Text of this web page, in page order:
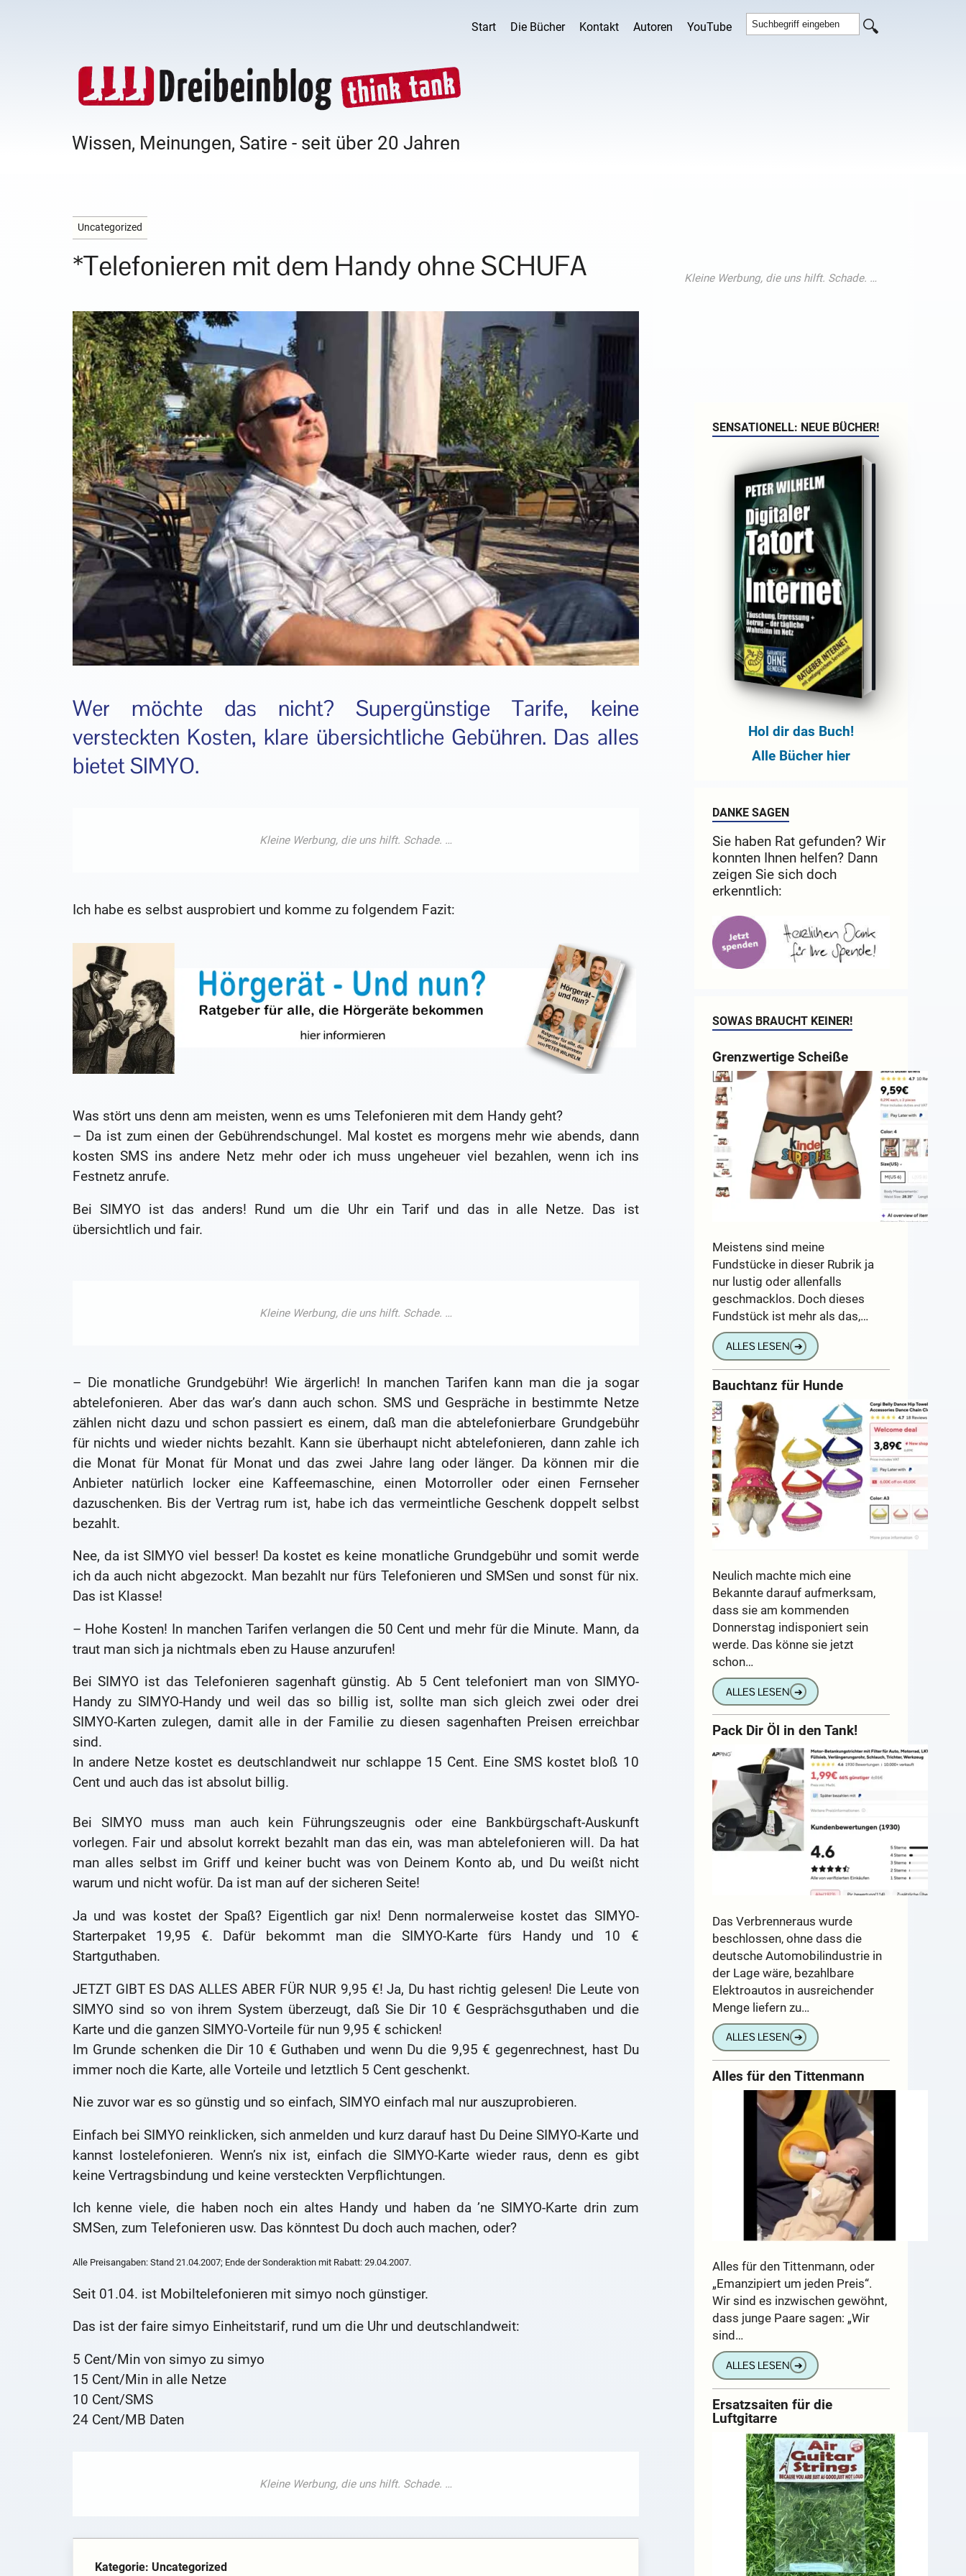
Start Die Bücher Kontakt Autoren YouTube
Wissen, Meinungen, Satire - seit über 20 Jahren
Uncategorized
*Telefonieren mit dem Handy ohne SCHUFA
Wer möchte das nicht? Supergünstige Tarife, keine
versteckten Kosten, klare übersichtliche Gebühren. Das alles
bietet SIMYO.
Ich habe es selbst ausprobiert und komme zu folgendem Fazit:
Was stört uns denn am meisten, wenn es ums Telefonieren mit dem Handy geht?
– Da ist zum einen der Gebührendschungel. Mal kostet es morgens mehr wie abends, dann
kosten SMS ins andere Netz mehr oder ich muss ungeheuer viel bezahlen, wenn ich ins
Festnetz anrufe.
Bei SIMYO ist das anders! Rund um die Uhr ein Tarif und das in alle Netze. Das ist
übersichtlich und fair.
– Die monatliche Grundgebühr! Wie ärgerlich! In manchen Tarifen kann man die ja sogar
abtelefonieren. Aber das war’s dann auch schon. SMS und Gespräche in bestimmte Netze
zählen nicht dazu und schon passiert es einem, daß man die abtelefonierbare Grundgebühr
für nichts und wieder nichts bezahlt. Kann sie überhaupt nicht abtelefonieren, dann zahle ich
die Monat für Monat für Monat und das zwei Jahre lang oder länger. Da können mir die
Anbieter natürlich locker eine Kaffeemaschine, einen Motorroller oder einen Fernseher
dazuschenken. Bis der Vertrag rum ist, habe ich das vermeintliche Geschenk doppelt selbst
bezahlt.
Nee, da ist SIMYO viel besser! Da kostet es keine monatliche Grundgebühr und somit werde
ich da auch nicht abgezockt. Man bezahlt nur fürs Telefonieren und SMSen und sonst für nix.
Das ist Klasse!
– Hohe Kosten! In manchen Tarifen verlangen die 50 Cent und mehr für die Minute. Mann, da
traut man sich ja nichtmals eben zu Hause anzurufen!
Bei SIMYO ist das Telefonieren sagenhaft günstig. Ab 5 Cent telefoniert man von SIMYO-
Handy zu SIMYO-Handy und weil das so billig ist, sollte man sich gleich zwei oder drei
SIMYO-Karten zulegen, damit alle in der Familie zu diesen sagenhaften Preisen erreichbar
sind.
In andere Netze kostet es deutschlandweit nur schlappe 15 Cent. Eine SMS kostet bloß 10
Cent und auch das ist absolut billig.
Bei SIMYO muss man auch kein Führungszeugnis oder eine Bankbürgschaft-Auskunft
vorlegen. Fair und absolut korrekt bezahlt man das ein, was man abtelefonieren will. Da hat
man alles selbst im Griff und keiner bucht was von Deinem Konto ab, und Du weißt nicht
warum und nicht wofür. Da ist man auf der sicheren Seite!
Ja und was kostet der Spaß? Eigentlich gar nix! Denn normalerweise kostet das SIMYO-
Starterpaket 19,95 €. Dafür bekommt man die SIMYO-Karte fürs Handy und 10 €
Startguthaben.
JETZT GIBT ES DAS ALLES ABER FÜR NUR 9,95 €! Ja, Du hast richtig gelesen! Die Leute von
SIMYO sind so von ihrem System überzeugt, daß Sie Dir 10 € Gesprächsguthaben und die
Karte und die ganzen SIMYO-Vorteile für nun 9,95 € schicken!
Im Grunde schenken die Dir 10 € Guthaben und wenn Du die 9,95 € gegenrechnest, hast Du
immer noch die Karte, alle Vorteile und letztlich 5 Cent geschenkt.
Nie zuvor war es so günstig und so einfach, SIMYO einfach mal nur auszuprobieren.
Einfach bei SIMYO reinklicken, sich anmelden und kurz darauf hast Du Deine SIMYO-Karte und
kannst lostelefonieren. Wenn’s nix ist, einfach die SIMYO-Karte wieder raus, denn es gibt
keine Vertragsbindung und keine versteckten Verpflichtungen.
Ich kenne viele, die haben noch ein altes Handy und haben da ’ne SIMYO-Karte drin zum
SMSen, zum Telefonieren usw. Das könntest Du doch auch machen, oder?
Alle Preisangaben: Stand 21.04.2007; Ende der Sonderaktion mit Rabatt: 29.04.2007.
Seit 01.04. ist Mobiltelefonieren mit simyo noch günstiger.
Das ist der faire simyo Einheitstarif, rund um die Uhr und deutschlandweit:
5 Cent/Min von simyo zu simyo
15 Cent/Min in alle Netze
10 Cent/SMS
24 Cent/MB Daten
Kategorie: Uncategorized
SENSATIONELL: NEUE BÜCHER!
Hol dir das Buch!
Alle Bücher hier
DANKE SAGEN
Sie haben Rat gefunden? Wir
konnten Ihnen helfen? Dann
zeigen Sie sich doch
erkenntlich:
SOWAS BRAUCHT KEINER!
Grenzwertige Scheiße
Meistens sind meine
Fundstücke in dieser Rubrik ja
nur lustig oder allenfalls
geschmacklos. Doch dieses
Fundstück ist mehr als das,…
ALLES LESEN ➔
Bauchtanz für Hunde
Neulich machte mich eine
Bekannte darauf aufmerksam,
dass sie am kommenden
Donnerstag indisponiert sein
werde. Das könne sie jetzt
schon…
ALLES LESEN ➔
Pack Dir Öl in den Tank!
Das Verbrenneraus wurde
beschlossen, ohne dass die
deutsche Automobilindustrie in
der Lage wäre, bezahlbare
Elektroautos in ausreichender
Menge liefern zu…
ALLES LESEN ➔
Alles für den Tittenmann
Alles für den Tittenmann, oder
„Emanzipiert um jeden Preis“.
Wir sind es inzwischen gewöhnt,
dass junge Paare sagen: „Wir
sind…
ALLES LESEN ➔
Ersatzsaiten für die
Luftgitarre